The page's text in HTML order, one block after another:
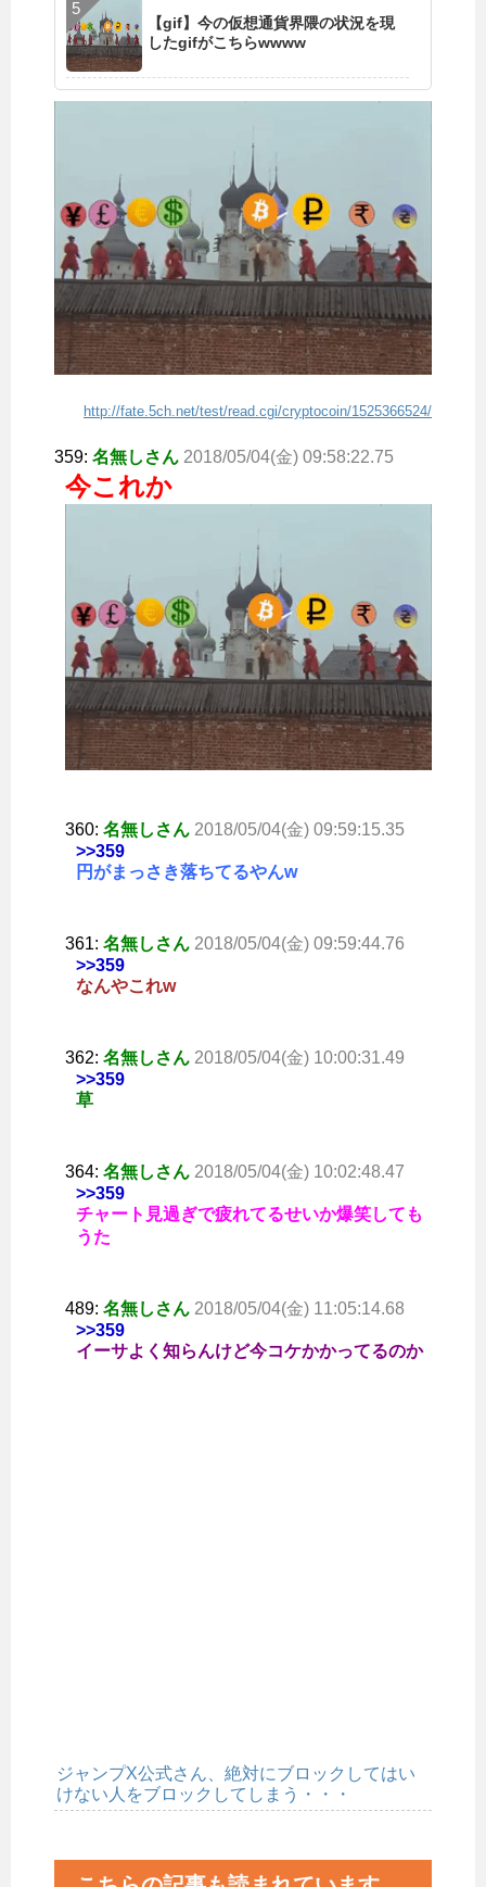
【gif】今の仮想通貨界隈の状況を現
したgifがこちらwwww
http://fate.5ch.net/test/read.cgi/cryptocoin/1525366524/
359: 名無しさん 2018/05/04(金) 09:58:22.75
今これか
360: 名無しさん 2018/05/04(金) 09:59:15.35
>>359
円がまっさき落ちてるやんw
361: 名無しさん 2018/05/04(金) 09:59:44.76
>>359
なんやこれw
362: 名無しさん 2018/05/04(金) 10:00:31.49
>>359
草
364: 名無しさん 2018/05/04(金) 10:02:48.47
>>359
チャート見過ぎで疲れてるせいか爆笑しても
うた
489: 名無しさん 2018/05/04(金) 11:05:14.68
>>359
イーサよく知らんけど今コケかかってるのか
ジャンプX公式さん、絶対にブロックしてはい
けない人をブロックしてしまう・・・